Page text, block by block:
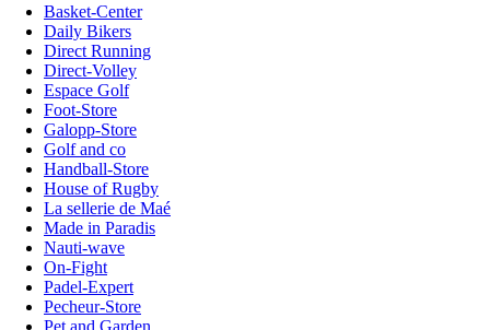
Basket-Center
Daily Bikers
Direct Running
Direct-Volley
Espace Golf
Foot-Store
Galopp-Store
Golf and co
Handball-Store
House of Rugby
La sellerie de Maé
Made in Paradis
Nauti-wave
On-Fight
Padel-Expert
Pecheur-Store
Pet and Garden